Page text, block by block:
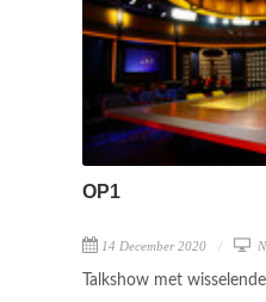
OP1
14 December 2020
Talkshow met